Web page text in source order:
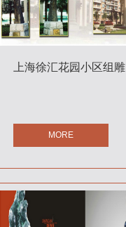
上海徐汇花园小区组雕
MORE